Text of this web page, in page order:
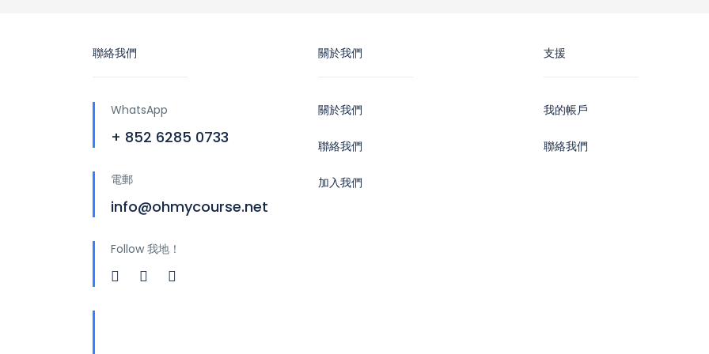
聯絡我們
WhatsApp
+ 852 6285 0733
電郵
info@ohmycourse.net
Follow 我地！
關於我們
關於我們
聯絡我們
加入我們
支援
我的帳戶
聯絡我們